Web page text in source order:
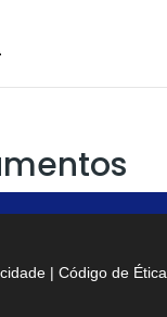
| Código de Ética